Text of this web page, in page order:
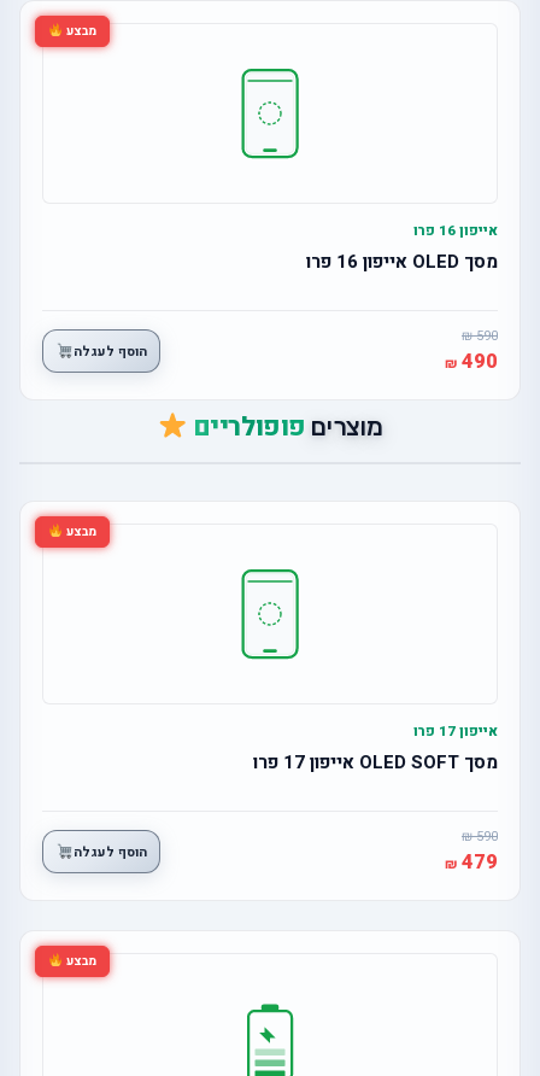
מבצע
אייפון 16 פרו
מסך OLED אייפון 16 פרו
590
490 הוסף לעגלה
מוצרים פופולריים
מבצע
אייפון 17 פרו
מסך OLED SOFT אייפון 17 פרו
590
479 הוסף לעגלה
מבצע